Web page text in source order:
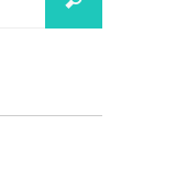
for: